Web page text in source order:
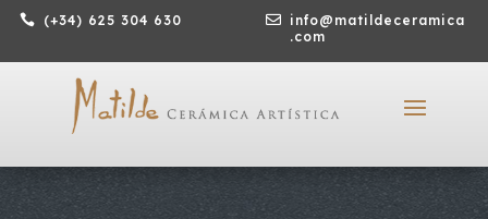
 (+34) 625 304 630 
info@matildeceramica
.com